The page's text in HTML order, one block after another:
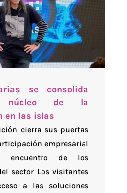
se consolida
núcleo de la
en las islas
cierra sus puertas
empresarial
de los
sector Los visitantes
a las soluciones